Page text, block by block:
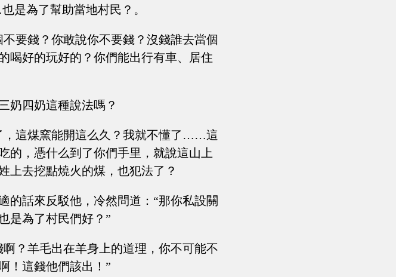
是為了幫助當地村民？。
要錢？你敢說你不要錢？沒錢誰去當個
喝好的玩好的？你們能出行有車、居住
奶四奶這種說法嗎？
，這煤窯能開這么久？我就不懂了……這
的，憑什么到了你們手里，就說這山上
上去挖點燒火的煤，也犯法了？
的話來反駁他，冷然問道：“那你私設關
是為了村民們好？”
？羊毛出在羊身上的道理，你不可能不
！這錢他們該出！”